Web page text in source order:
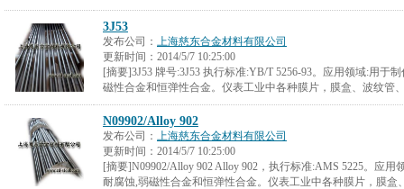
3J53
发布公司： 上海慈东合金材料有限公司
更新时间： 2014/5/7 10:25:00
[摘要]3J53 牌号:3J53 执行标准:YB/T 5256-93。应用领域:用于
磁性合金和恒弹性合金。仪表工业中各种膜片，膜盒、波纹管
N09902/Alloy 902
发布公司： 上海慈东合金材料有限公司
更新时间： 2014/5/7 10:25:00
[摘要]N09902/Alloy 902 Alloy 902，执行标准:AMS 5225。应
耐腐蚀,弱磁性合金和恒弹性合金。仪表工业中各种膜片，膜盒